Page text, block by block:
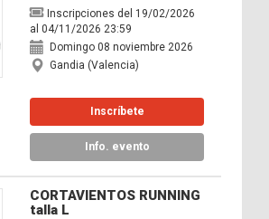
Inscripciones del 19/02/2026
al 04/11/2026 23:59
Domingo 08 noviembre 2026
Gandia (Valencia)
Inscríbete
Info. evento
CORTAVIENTOS RUNNING
talla L